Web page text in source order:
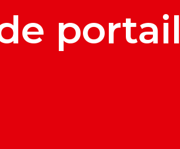
portail